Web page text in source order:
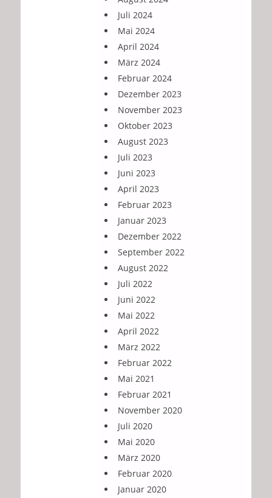
Juli 2024
Mai 2024
April 2024
März 2024
Februar 2024
Dezember 2023
November 2023
Oktober 2023
August 2023
Juli 2023
Juni 2023
April 2023
Februar 2023
Januar 2023
Dezember 2022
September 2022
August 2022
Juli 2022
Juni 2022
Mai 2022
April 2022
März 2022
Februar 2022
Mai 2021
Februar 2021
November 2020
Juli 2020
Mai 2020
März 2020
Februar 2020
Januar 2020